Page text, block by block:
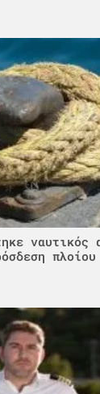
ναυτικός
πλοίου